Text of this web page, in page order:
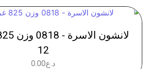
12
د.ع0.00